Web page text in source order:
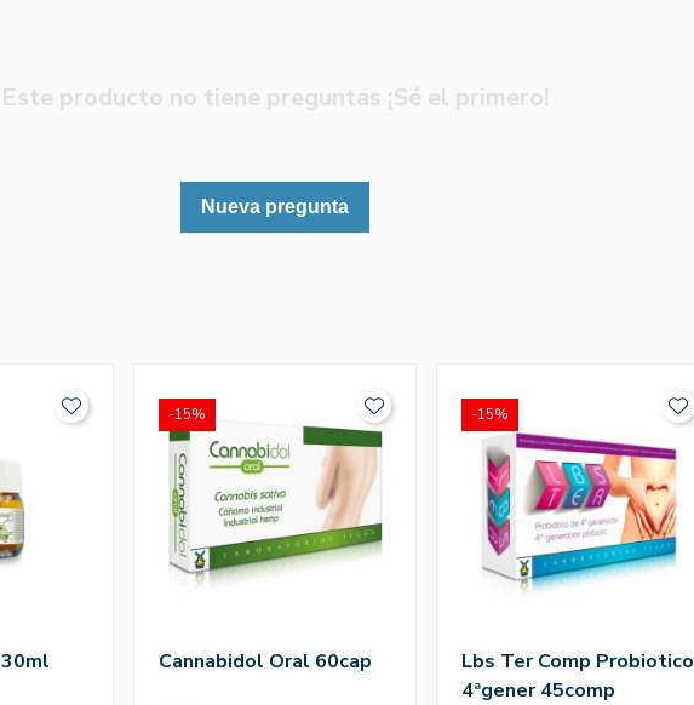
Este producto no tiene preguntas ¡Sé el primero!
Nueva pregunta
Cannabidol Oral 60cap
-15%
Lbs Ter Comp Probiotico
4ªgener 45comp
-15%